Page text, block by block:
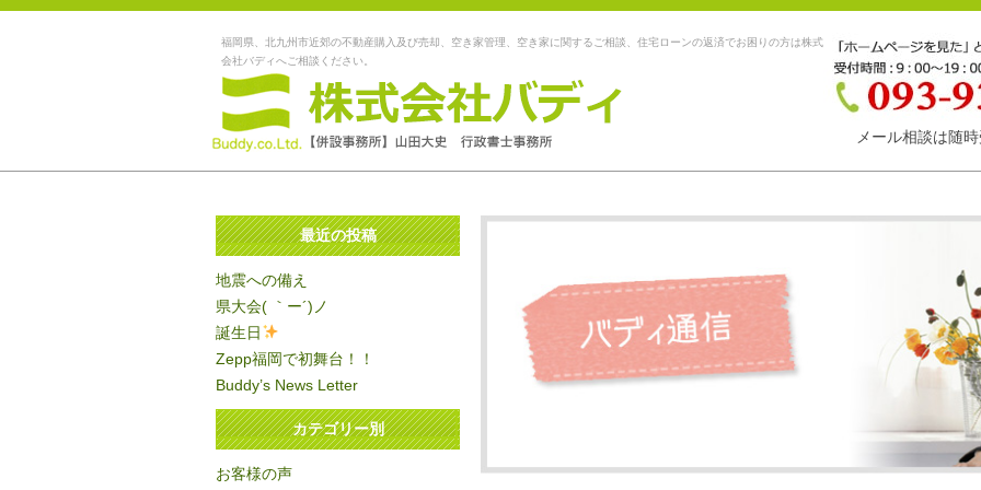
福岡県、北九州市近郊の不動産購入及び売却、空き家管理、空き家に関するご相談、住宅ローンの返済でお困りの方は株式
会社バディへご相談ください。
メール相談は随
最近の投稿
地震への備え
県大会( ｀ー´)ノ
誕生日
Zepp福岡で初舞台！！
Buddy’s News Letter
カテゴリー別
お客様の声